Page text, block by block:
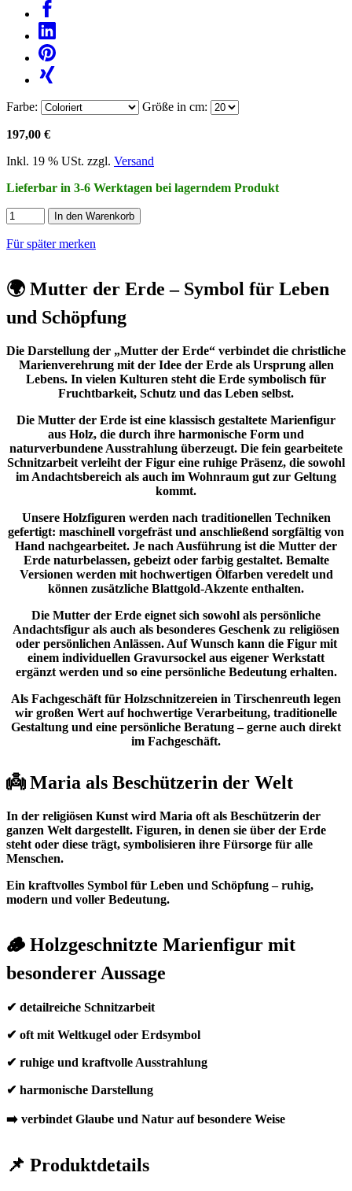
Farbe: Größe in cm:
197,00 €
Inkl. 19 % USt. zzgl. Versand
Lieferbar in 3-6 Werktagen bei lagerndem Produkt
In den Warenkorb
Für später merken
🌍 Mutter der Erde – Symbol für Leben
und Schöpfung
Die Darstellung der „Mutter der Erde“ verbindet die christliche
Marienverehrung mit der Idee der Erde als Ursprung allen
Lebens. In vielen Kulturen steht die Erde symbolisch für
Fruchtbarkeit, Schutz und das Leben selbst.
Die Mutter der Erde ist eine klassisch gestaltete Marienfigur
aus Holz, die durch ihre harmonische Form und
naturverbundene Ausstrahlung überzeugt. Die fein gearbeitete
Schnitzarbeit verleiht der Figur eine ruhige Präsenz, die sowohl
im Andachtsbereich als auch im Wohnraum gut zur Geltung
kommt.
Unsere Holzfiguren werden nach traditionellen Techniken
gefertigt: maschinell vorgefräst und anschließend sorgfältig von
Hand nachgearbeitet. Je nach Ausführung ist die Mutter der
Erde naturbelassen, gebeizt oder farbig gestaltet. Bemalte
Versionen werden mit hochwertigen Ölfarben veredelt und
können zusätzliche Blattgold-Akzente enthalten.
Die Mutter der Erde eignet sich sowohl als persönliche
Andachtsfigur als auch als besonderes Geschenk zu religiösen
oder persönlichen Anlässen. Auf Wunsch kann die Figur mit
einem individuellen Gravursockel aus eigener Werkstatt
ergänzt werden und so eine persönliche Bedeutung erhalten.
Als Fachgeschäft für Holzschnitzereien in Tirschenreuth legen
wir großen Wert auf hochwertige Verarbeitung, traditionelle
Gestaltung und eine persönliche Beratung – gerne auch direkt
im Fachgeschäft.
👼 Maria als Beschützerin der Welt
In der religiösen Kunst wird Maria oft als Beschützerin der
ganzen Welt dargestellt. Figuren, in denen sie über der Erde
steht oder diese trägt, symbolisieren ihre Fürsorge für alle
Menschen.
Ein kraftvolles Symbol für Leben und Schöpfung – ruhig,
modern und voller Bedeutung.
🪵 Holzgeschnitzte Marienfigur mit
besonderer Aussage
✔ detailreiche Schnitzarbeit
✔ oft mit Weltkugel oder Erdsymbol
✔ ruhige und kraftvolle Ausstrahlung
✔ harmonische Darstellung
➡️ verbindet Glaube und Natur auf besondere Weise
📌 Produktdetails